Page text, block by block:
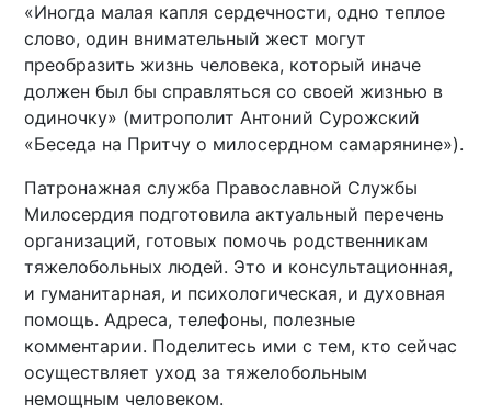
«Иногда малая капля сердечности, одно теплое
слово, один внимательный жест могут
преобразить жизнь человека, который иначе
должен был бы справляться со своей жизнью в
одиночку» (митрополит Антоний Сурожский
«Беседа на Притчу о милосердном самарянине»).
Патронажная служба Православной Службы
Милосердия подготовила актуальный перечень
организаций, готовых помочь родственникам
тяжелобольных людей. Это и консультационная,
и гуманитарная, и психологическая, и духовная
помощь. Адреса, телефоны, полезные
комментарии. Поделитесь ими с тем, кто сейчас
осуществляет уход за тяжелобольным
немощным человеком.